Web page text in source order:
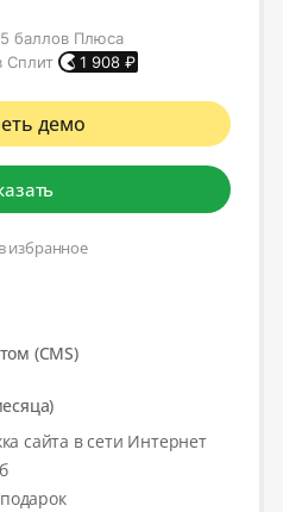
баллов Плюса
Сплит
1 908 ₽
демо
избранное
(CMS)
сайта в сети Интернет